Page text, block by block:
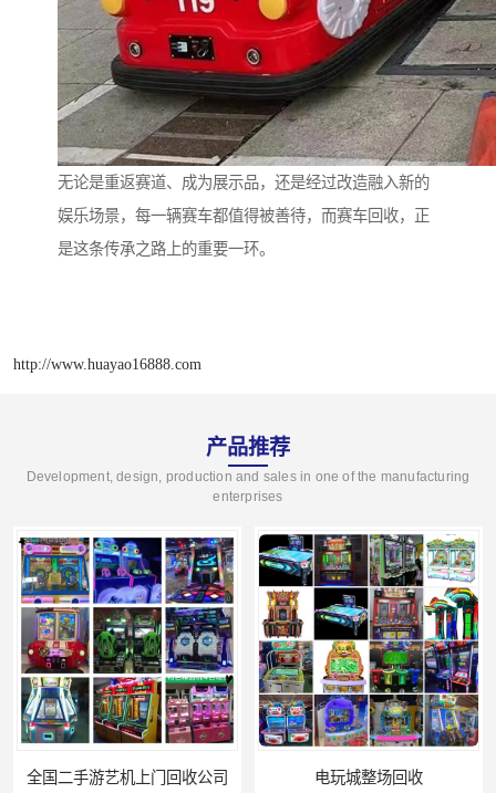
无论是重返赛道、成为展示品，还是经过改造融入新的
娱乐场景，每一辆赛车都值得被善待，而赛车回收，正
是这条传承之路上的重要一环。
http://www.huayao16888.com
产品推荐
Development, design, production and sales in one of the manufacturing
enterprises
全国二手游艺机上门回收公司 电玩城整场回收